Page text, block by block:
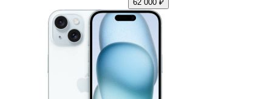
62 000 ₽